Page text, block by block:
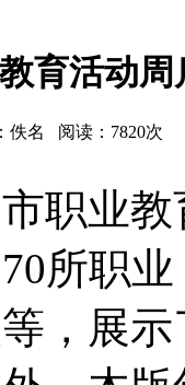
育活动
佚名 阅读：7820次
职业
所职
，展